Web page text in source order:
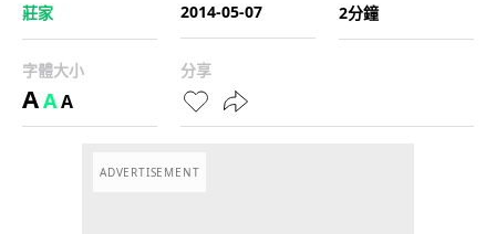
莊家
2014-05-07
2分鐘
字體大小
AAA
分享
ADVERTISEMENT